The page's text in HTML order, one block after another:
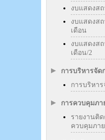
งบแสดงส
งบแสดงส
เดือน
งบแสดงส
เดือน/2
การบริหารจัด
การบริหาร
การควบคุมภา
รายงานติ
ควบคุมภา